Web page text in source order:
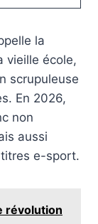
la
vieille école,
scrupuleuse
En 2026,
non
aussi
e-sport.
révolution